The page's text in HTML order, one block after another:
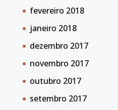
fevereiro 2018
janeiro 2018
dezembro 2017
novembro 2017
outubro 2017
setembro 2017